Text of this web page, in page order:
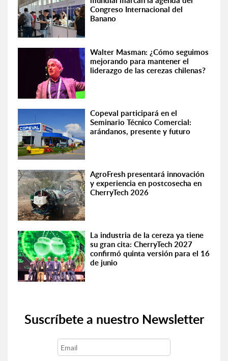
Congreso Internacional del
Banano
Walter Masman: ¿Cómo seguimos
mejorando para mantener el
liderazgo de las cerezas chilenas?
Copeval participará en el
Seminario Técnico Comercial:
arándanos, presente y futuro
AgroFresh presentará innovación
y experiencia en postcosecha en
CherryTech 2026
La industria de la cereza ya tiene
su gran cita: CherryTech 2027
confirmó quinta versión para el 16
de junio
Suscríbete a nuestro Newsletter